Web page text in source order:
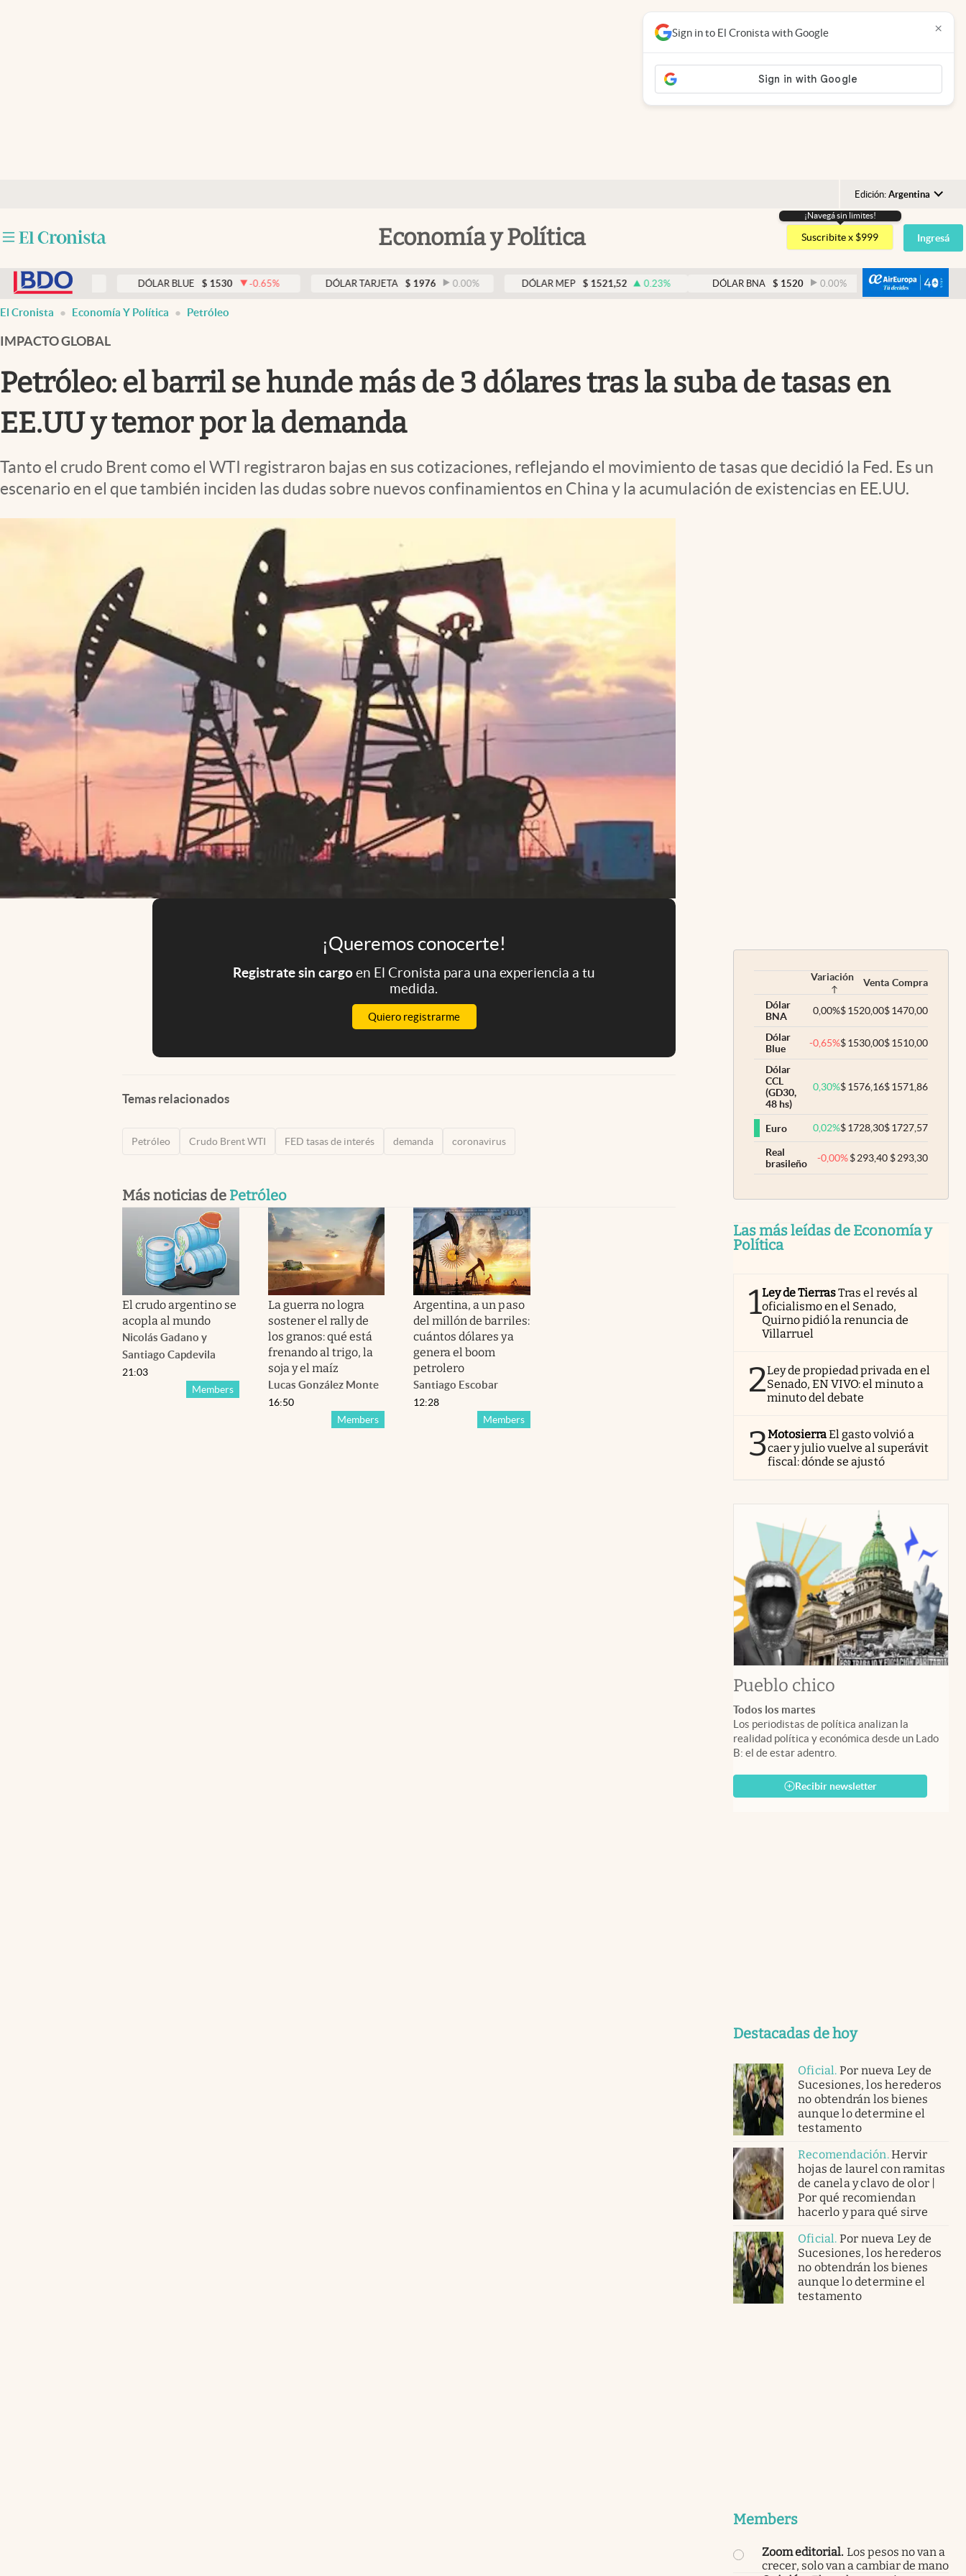
Edición: Argentina
Argentina
España
México
USA
Economía y Política
Otras secciones
Clima
Mundial 2026
Eventos Corporativos
El Cronista Studio
Mediakit
abre en nueva pestaña
¡Navegá sin limites!
Suscribite x $999 Ingresá
0.00 % DÓLAR BLUE $ 1530 -0.65 % DÓLAR TARJETA $ 1976 0.00% DÓLAR MEP $ 1521,52 0.23% DÓLAR BNA $ 1520 0.00% DÓLAR BLUE $ 1530
Sign in to El Cronista with Google ×
El Cronista Economía Y Política Petróleo
IMPACTO GLOBAL
Petróleo: el barril se hunde más de 3 dólares tras la suba de tasas en
EE.UU y temor por la demanda
Tanto el crudo Brent como el WTI registraron bajas en sus cotizaciones, reflejando el movimiento de tasas que decidió la Fed. Es un
escenario en el que también inciden las dudas sobre nuevos confinamientos en China y la acumulación de existencias en EE.UU.
¡Queremos conocerte!
Registrate sin cargoen El Cronista para una experiencia a tu
medida.
Quiero registrarme
Temas relacionados
Petróleo Crudo Brent WTI FED tasas de interés demanda coronavirus
Más noticias de Petróleo
El crudo argentino se
acopla al mundo
Nicolás Gadano y
Santiago Capdevila
Members
21:03
La guerra no logra
sostener el rally de
los granos: qué está
frenando al trigo, la
soja y el maíz
Lucas González Monte
Members
16:50
Argentina, a un paso
del millón de barriles:
cuántos dólares ya
genera el boom
petrolero
Santiago Escobar
Members
12:28
Variación Venta Compra
Dólar
BNA
0,00%$1520,00$1470,00
Dólar
Blue
-0,65%$1530,00$1510,00
Dólar
CCL
(GD30,
48 hs)
0,30%$1576,16$1571,86
Euro 0,02%$1728,30$1727,57
Real
brasileño
-0,00% $293,40 $293,30
Las más leídas de Economía y
Política
1Ley de TierrasTras el revés al
oficialismo en el Senado,
Quirno pidió la renuncia de
Villarruel
2Ley de propiedad privada en el
Senado, EN VIVO: el minuto a
minuto del debate
3MotosierraEl gasto volvió a
caer y julio vuelve al superávit
fiscal: dónde se ajustó
Pueblo chico
Todos los martes
Los periodistas de política analizan la
realidad política y económica desde un Lado
B: el de estar adentro.
Recibir newsletter
Destacadas de hoy
Oficial. Por nueva Ley de
Sucesiones, los herederos
no obtendrán los bienes
aunque lo determine el
testamento
Recomendación.Hervir
hojas de laurel con ramitas
de canela y clavo de olor |
Por qué recomiendan
hacerlo y para qué sirve
Oficial. Por nueva Ley de
Sucesiones, los herederos
no obtendrán los bienes
aunque lo determine el
testamento
Members
Zoom editorial. Los pesos no van a
crecer, solo van a cambiar de mano